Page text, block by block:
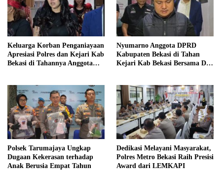
Keluarga Korban Penganiayaan
Apresiasi Polres dan Kejari Kab
Bekasi di Tahannya Anggota
Nyumarno Anggota DPRD
Kabupaten Bekasi di Tahan
Kejari Kab Bekasi Bersama Dua
Polsek Tarumajaya Ungkap
Dugaan Kekerasan terhadap
Anak Berusia Empat Tahun
Dedikasi Melayani Masyarakat,
Polres Metro Bekasi Raih Presisi
Award dari LEMKAPI